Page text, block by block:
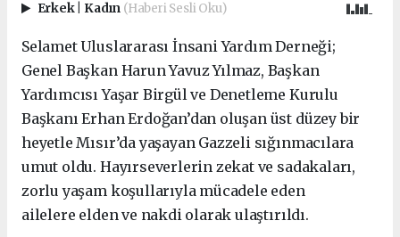
Erkek Kadın (Haberi Sesli Oku)
Selamet Uluslararası İnsani Yardım Derneği;
Genel Başkan Harun Yavuz Yılmaz, Başkan
Yardımcısı Yaşar Birgül ve Denetleme Kurulu
Başkanı Erhan Erdoğan’dan oluşan üst düzey bir
heyetle Mısır’da yaşayan Gazzeli sığınmacılara
umut oldu. Hayırseverlerin zekat ve sadakaları,
zorlu yaşam koşullarıyla mücadele eden
ailelere elden ve nakdi olarak ulaştırıldı.